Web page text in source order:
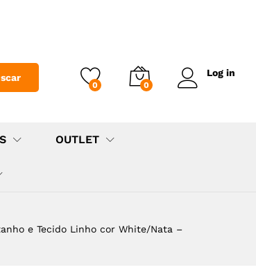
0 0
Log in
OUTLET
e Tecido Linho cor White/Nata –